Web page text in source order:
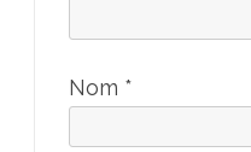
Nom *